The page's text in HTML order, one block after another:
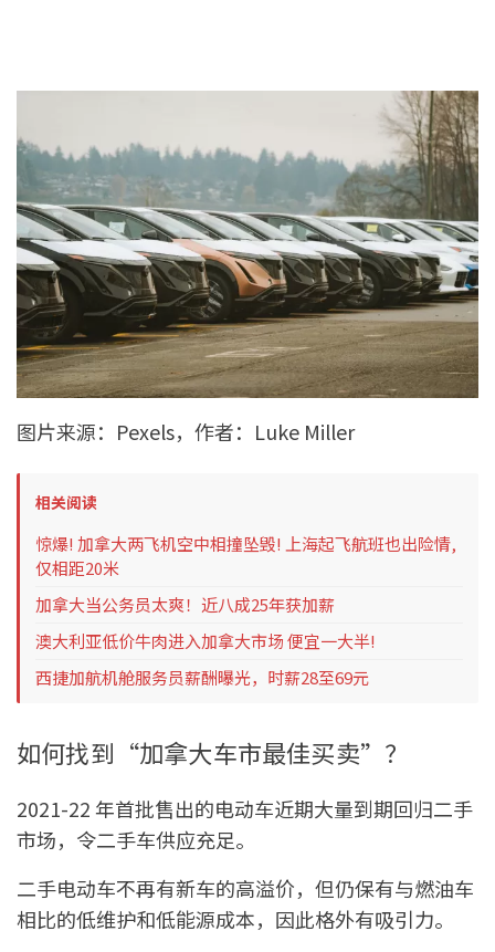
图片来源：Pexels，作者：Luke Miller
相关阅读
惊爆! 加拿大两飞机空中相撞坠毁! 上海起飞航班也出险情,
仅相距20米
加拿大当公务员太爽！近八成25年获加薪
澳大利亚低价牛肉进入加拿大市场 便宜一大半!
西捷加航机舱服务员薪酬曝光，时薪28至69元
如何找到“加拿大车市最佳买卖”？
2021-22 年首批售出的电动车近期大量到期回归二手
市场，令二手车供应充足。
二手电动车不再有新车的高溢价，但仍保有与燃油车
相比的低维护和低能源成本，因此格外有吸引力。